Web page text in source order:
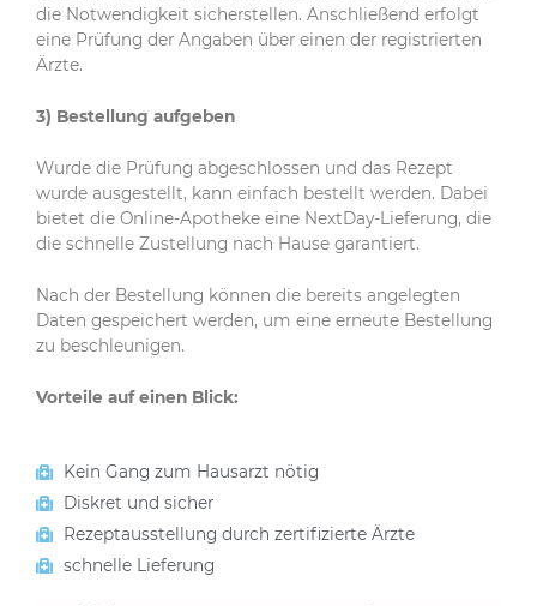
die Notwendigkeit sicherstellen. Anschließend erfolgt
eine Prüfung der Angaben über einen der registrierten
Ärzte.
3) Bestellung aufgeben
Wurde die Prüfung abgeschlossen und das Rezept
wurde ausgestellt, kann einfach bestellt werden. Dabei
bietet die Online-Apotheke eine NextDay-Lieferung, die
die schnelle Zustellung nach Hause garantiert.
Nach der Bestellung können die bereits angelegten
Daten gespeichert werden, um eine erneute Bestellung
zu beschleunigen.
Vorteile auf einen Blick:
Kein Gang zum Hausarzt nötig
Diskret und sicher
Rezeptausstellung durch zertifizierte Ärzte
schnelle Lieferung